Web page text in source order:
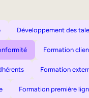
Développement des
Formation
Formation
Formation première